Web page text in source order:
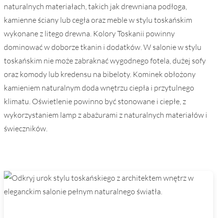
naturalnych materiałach, takich jak drewniana podłoga,
kamienne ściany lub cegła oraz meble w stylu toskańskim
wykonane z litego drewna. Kolory Toskanii powinny
dominować w doborze tkanin i dodatków. W salonie w stylu
toskańskim nie może zabraknać wygodnego fotela, dużej sofy
oraz komody lub kredensu na bibeloty. Kominek obłożony
kamieniem naturalnym doda wnętrzu ciepła i przytulnego
klimatu. Oświetlenie powinno być stonowane i ciepłe, z
wykorzystaniem lamp z abażurami z naturalnych materiałów i
świeczników.